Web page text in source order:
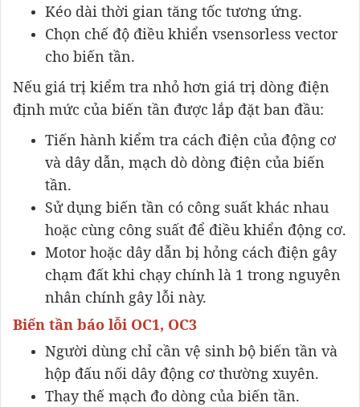
Kéo dài thời gian tăng tốc tương ứng.
Chọn chế độ điều khiển vsensorless vector
cho biến tần.
Nếu giá trị kiểm tra nhỏ hơn giá trị dòng điện
định mức của biến tần được lắp đặt ban đầu:
Tiến hành kiểm tra cách điện của động cơ
và dây dẫn, mạch dò dòng điện của biến
tần.
Sử dụng biến tần có công suất khác nhau
hoặc cùng công suất để điều khiển động cơ.
Motor hoặc dây dẫn bị hỏng cách điện gây
chạm đất khi chạy chính là 1 trong nguyên
nhân chính gây lỗi này.
Biến tần báo lỗi OC1, OC3
Người dùng chỉ cần vệ sinh bộ biến tần và
hộp đấu nối dây động cơ thường xuyên.
Thay thế mạch đo dòng của biến tần.